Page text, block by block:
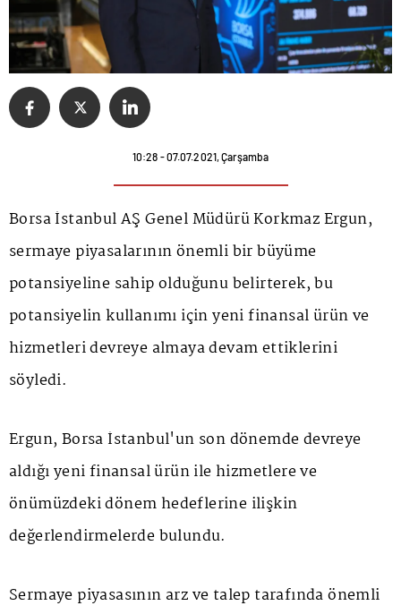
10:28 - 07.07.2021, Çarşamba
Borsa İstanbul AŞ Genel Müdürü Korkmaz Ergun,
sermaye piyasalarının önemli bir büyüme
potansiyeline sahip olduğunu belirterek, bu
potansiyelin kullanımı için yeni finansal ürün ve
hizmetleri devreye almaya devam ettiklerini
söyledi.
Ergun, Borsa İstanbul'un son dönemde devreye
aldığı yeni finansal ürün ile hizmetlere ve
önümüzdeki dönem hedeflerine ilişkin
değerlendirmelerde bulundu.
Sermaye piyasasının arz ve talep tarafında önemli